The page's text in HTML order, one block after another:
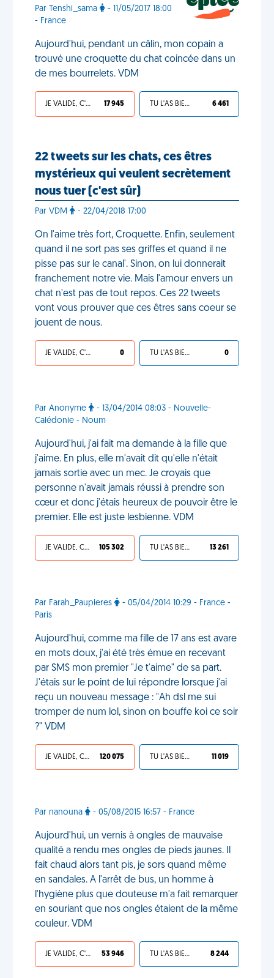
Par Tenshi_sama
- 11/05/2017 18:00
- France
Aujourd'hui, pendant un câlin, mon copain a
trouvé une croquette du chat coincée dans un
de mes bourrelets. VDM
JE VALIDE, C'EST UNE VDM 17 945 TU L'AS BIEN MÉRITÉ 6 461
22 tweets sur les chats, ces êtres
mystérieux qui veulent secrètement
nous tuer (c'est sûr)
Par VDM - 22/04/2018 17:00
On l'aime très fort, Croquette. Enfin, seulement
quand il ne sort pas ses griffes et quand il ne
pisse pas sur le canal'. Sinon, on lui donnerait
franchement notre vie. Mais l'amour envers un
chat n'est pas de tout repos. Ces 22 tweets
vont vous prouver que ces êtres sans coeur se
jouent de nous.
JE VALIDE, C'EST UNE VDM 0 TU L'AS BIEN MÉRITÉ 0
Par Anonyme
- 13/04/2014 08:03 - Nouvelle-
Calédonie - Noum
Aujourd'hui, j'ai fait ma demande à la fille que
j'aime. En plus, elle m'avait dit qu'elle n'était
jamais sortie avec un mec. Je croyais que
personne n'avait jamais réussi à prendre son
cœur et donc j'étais heureux de pouvoir être le
premier. Elle est juste lesbienne. VDM
JE VALIDE, C'EST UNE VDM 105 302 TU L'AS BIEN MÉRITÉ 13 261
Par Farah_Paupieres
- 05/04/2014 10:29 - France -
Paris
Aujourd'hui, comme ma fille de 17 ans est avare
en mots doux, j'ai été très émue en recevant
par SMS mon premier "Je t'aime" de sa part.
J'étais sur le point de lui répondre lorsque j'ai
reçu un nouveau message : "Ah dsl me sui
tromper de num lol, sinon on bouffe koi ce soir
?" VDM
JE VALIDE, C'EST UNE VDM 120 075 TU L'AS BIEN MÉRITÉ 11 019
Par nanouna - 05/08/2015 16:57 - France
Aujourd'hui, un vernis à ongles de mauvaise
qualité a rendu mes ongles de pieds jaunes. Il
fait chaud alors tant pis, je sors quand même
en sandales. A l'arrêt de bus, un homme à
l'hygiène plus que douteuse m'a fait remarquer
en souriant que nos ongles étaient de la même
couleur. VDM
JE VALIDE, C'EST UNE VDM 53 946 TU L'AS BIEN MÉRITÉ 8 244